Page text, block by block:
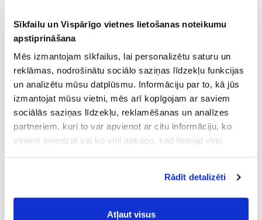
Sīkfailu un Vispārīgo vietnes lietošanas noteikumu
apstiprināšana
Mēs izmantojam sīkfailus, lai personalizētu saturu un
reklāmas, nodrošinātu sociālo saziņas līdzekļu funkcijas
un analizētu mūsu datplūsmu. Informāciju par to, kā jūs
izmantojat mūsu vietni, mēs arī kopīgojam ar saviem
sociālās saziņas līdzekļu, reklamēšanas un analīzes
partneriem, kuri to var apvienot ar citu informāciju, ko
viņiem sniedzat vai ko viņi apkopo, kad lietojat viņu
Vispārīgiem vietnes lietošanas
noteikumiem(saīsināti - VVLN).
Rādīt detalizēti
Atļaut visus